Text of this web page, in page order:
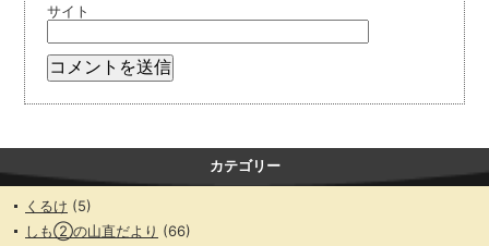
カテゴリー
くるけ (5)
しも②の山直だより (66)
サイト